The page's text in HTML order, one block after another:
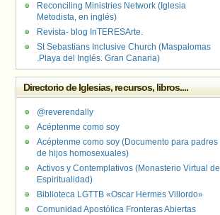
Reconciling Ministries Network (Iglesia
Metodista, en inglés)
Revista- blog InTERESArte.
St Sebastians Inclusive Church (Maspalomas
.Playa del Inglés. Gran Canaria)
Directorio de Iglesias, recursos, libros....
@reverendally
Acéptenme como soy
Acéptenme como soy (Documento para padres
de hijos homosexuales)
Activos y Contemplativos (Monasterio Virtual de
Espiritualidad)
Biblioteca LGTTB «Oscar Hermes Villordo»
Comunidad Apostólica Fronteras Abiertas